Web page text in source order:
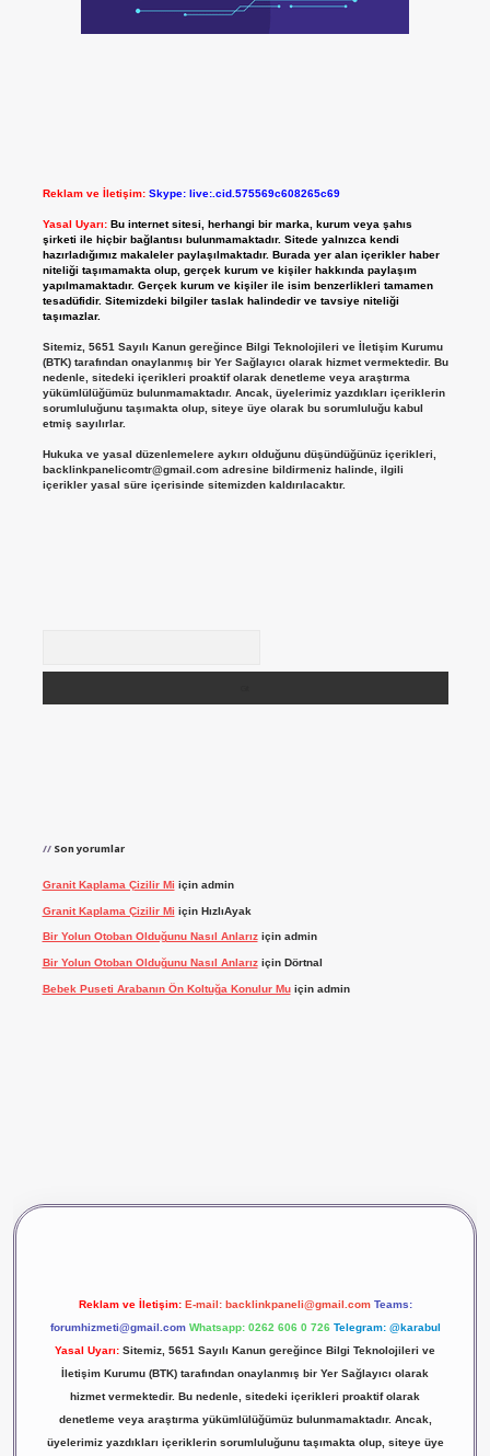
Reklam ve İletişim: Skype: live:.cid.575569c608265c69
Yasal Uyarı: Bu internet sitesi, herhangi bir marka, kurum veya şahıs
şirketi ile hiçbir bağlantısı bulunmamaktadır. Sitede yalnızca kendi
hazırladığımız makaleler paylaşılmaktadır. Burada yer alan içerikler haber
niteliği taşımamakta olup, gerçek kurum ve kişiler hakkında paylaşım
yapılmamaktadır. Gerçek kurum ve kişiler ile isim benzerlikleri tamamen
tesadüfidir. Sitemizdeki bilgiler taslak halindedir ve tavsiye niteliği
taşımazlar.
Sitemiz, 5651 Sayılı Kanun gereğince Bilgi Teknolojileri ve İletişim Kurumu
(BTK) tarafından onaylanmış bir Yer Sağlayıcı olarak hizmet vermektedir. Bu
nedenle, sitedeki içerikleri proaktif olarak denetleme veya araştırma
yükümlülüğümüz bulunmamaktadır. Ancak, üyelerimiz yazdıkları içeriklerin
sorumluluğunu taşımakta olup, siteye üye olarak bu sorumluluğu kabul
etmiş sayılırlar.
Hukuka ve yasal düzenlemelere aykırı olduğunu düşündüğünüz içerikleri,
backlinkpanelicomtr@gmail.comadresine bildirmeniz halinde, ilgili
içerikler yasal süre içerisinde sitemizden kaldırılacaktır.
Son yorumlar
Granit Kaplama Çizilir Mi için admin
Granit Kaplama Çizilir Mi için HızlıAyak
Bir Yolun Otoban Olduğunu Nasıl Anlarıziçin admin
Bir Yolun Otoban Olduğunu Nasıl Anlarıziçin Dörtnal
Bebek Puseti Arabanın Ön Koltuğa Konulur Muiçin admin
Reklam ve İletişim: E-mail: backlinkpaneli@gmail.com Teams:
forumhizmeti@gmail.com Whatsapp: 0262 606 0 726 Telegram: @karabul
Yasal Uyarı: Sitemiz, 5651 Sayılı Kanun gereğince Bilgi Teknolojileri ve
İletişim Kurumu (BTK) tarafından onaylanmış bir Yer Sağlayıcı olarak
hizmet vermektedir. Bu nedenle, sitedeki içerikleri proaktif olarak
denetleme veya araştırma yükümlülüğümüz bulunmamaktadır. Ancak,
üyelerimiz yazdıkları içeriklerin sorumluluğunu taşımakta olup, siteye üye